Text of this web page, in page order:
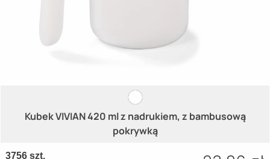
Kubek VIVIAN 420 ml z nadrukiem, z bambusową
pokrywką
3756 szt.